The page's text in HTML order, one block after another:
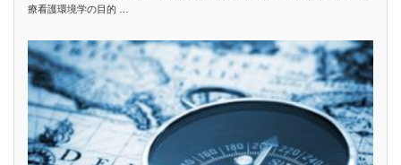
療看護環境学の目的 …